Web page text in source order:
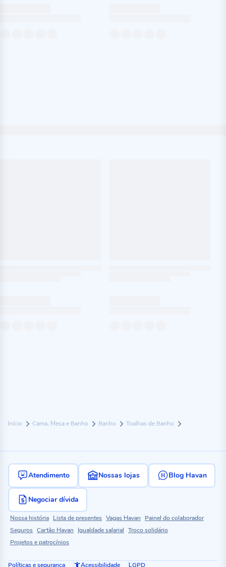
Início Cama, Mesa e Banho Banho Toalhas de Banho
Atendimento Nossas lojas Blog Havan
Negociar dívida
Nossa história Lista de presentes Vagas Havan
Painel do colaborador
Seguros Cartão Havan Igualdade salarial Troco solidário
Projetos e patrocínios
Políticas e segurança Acessibilidade LGPD